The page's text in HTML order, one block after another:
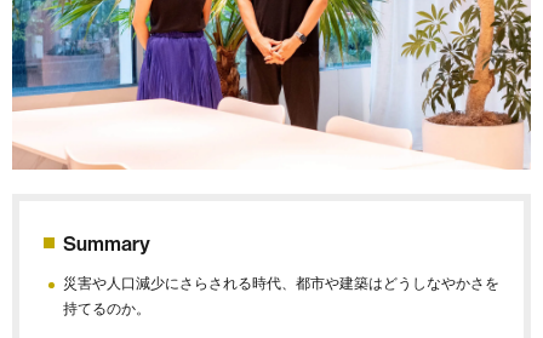
Summary
災害や人口減少にさらされる時代、都市や建築はどうしなやかさを
持てるのか。